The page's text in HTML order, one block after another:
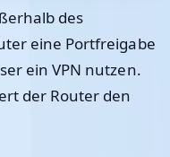
des
eine Portfreigabe
ein VPN nutzen.
der Router den